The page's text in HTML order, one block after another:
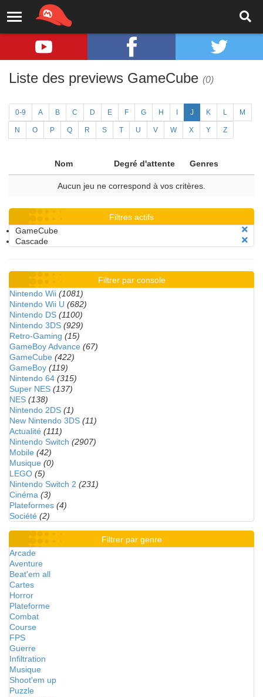
Liste des previews GameCube (0)
0-9 A B C D E F G H J K L M
N O P Q R S T U V W X Y Z
Nom Degré d'attente Genres
Aucun jeu ne correspond à vos critères.
Filtres actifs
GameCube
Cascade
Filtrer par console
Nintendo Wii (1081)
Nintendo Wii U (682)
Nintendo DS (1100)
Nintendo 3DS (929)
Retro-Gaming (15)
GameBoy Advance (67)
GameCube (422)
GameBoy (119)
Nintendo 64 (315)
Super NES (137)
NES (138)
Nintendo 2DS (1)
New Nintendo 3DS (11)
Actualité (111)
Nintendo Switch (2907)
Mobile (42)
Musique (0)
LEGO (5)
Nintendo Switch 2 (231)
Cinéma (3)
Plateformes (4)
Société (2)
Filtrer par genre
Arcade
Aventure
Beat'em all
Cartes
Horror
Plateforme
Combat
Course
FPS
Guerre
Infiltration
Musique
Shoot'em up
Puzzle